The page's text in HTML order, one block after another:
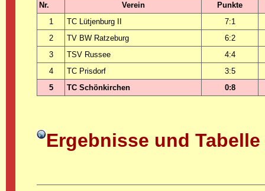
Nr. Verein
Punkte
1
TC Lütjenburg II
7:1
2
TV BW Ratzeburg
6:2
3
TSV Russee
4:4
4
TC Prisdorf
3:5
5
TC Schönkirchen 0:8
Ergebnisse und Tabelle